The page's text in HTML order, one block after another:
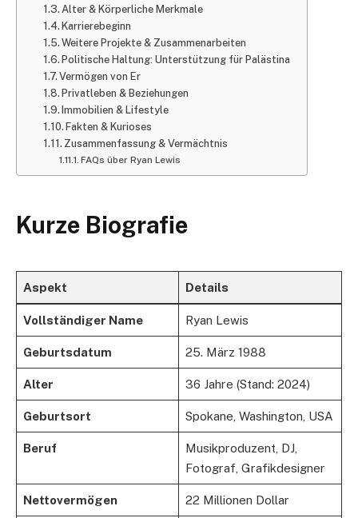
Alter & Körperliche Merkmale
Karrierebeginn
Weitere Projekte & Zusammenarbeiten
Politische Haltung: Unterstützung für Palästina
Vermögen von Er
Privatleben & Beziehungen
Immobilien & Lifestyle
Fakten & Kurioses
Zusammenfassung & Vermächtnis
FAQs über Ryan Lewis
Kurze Biografie
Aspekt Details
Vollständiger Name Ryan Lewis
Geburtsdatum 25. März 1988
Alter 36 Jahre (Stand: 2024)
Geburtsort Spokane, Washington, USA
Beruf
Musikproduzent, DJ,
Fotograf, Grafikdesigner
Nettovermögen 22 Millionen Dollar